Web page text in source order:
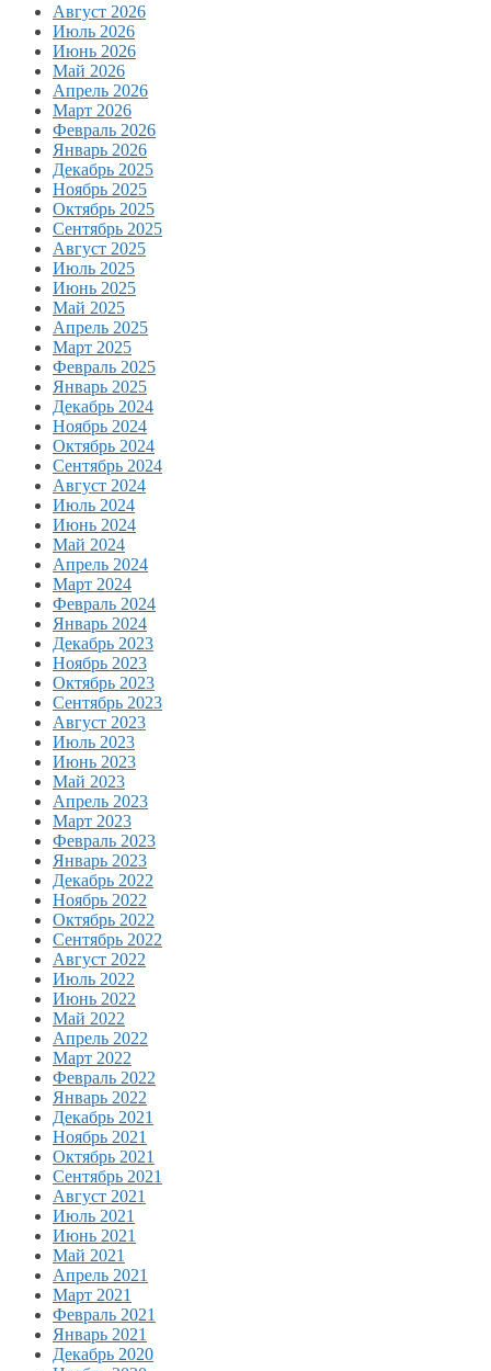
Август 2026
Июль 2026
Июнь 2026
Май 2026
Апрель 2026
Март 2026
Февраль 2026
Январь 2026
Декабрь 2025
Ноябрь 2025
Октябрь 2025
Сентябрь 2025
Август 2025
Июль 2025
Июнь 2025
Май 2025
Апрель 2025
Март 2025
Февраль 2025
Январь 2025
Декабрь 2024
Ноябрь 2024
Октябрь 2024
Сентябрь 2024
Август 2024
Июль 2024
Июнь 2024
Май 2024
Апрель 2024
Март 2024
Февраль 2024
Январь 2024
Декабрь 2023
Ноябрь 2023
Октябрь 2023
Сентябрь 2023
Август 2023
Июль 2023
Июнь 2023
Май 2023
Апрель 2023
Март 2023
Февраль 2023
Январь 2023
Декабрь 2022
Ноябрь 2022
Октябрь 2022
Сентябрь 2022
Август 2022
Июль 2022
Июнь 2022
Май 2022
Апрель 2022
Март 2022
Февраль 2022
Январь 2022
Декабрь 2021
Ноябрь 2021
Октябрь 2021
Сентябрь 2021
Август 2021
Июль 2021
Июнь 2021
Май 2021
Апрель 2021
Март 2021
Февраль 2021
Январь 2021
Декабрь 2020